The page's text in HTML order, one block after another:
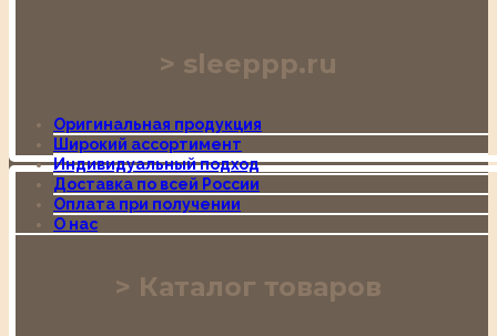
sleeppp.ru
Оригинальная продукция
Широкий ассортимент
Индивидуальный подход
Доставка по всей России
Оплата при получении
О нас
Каталог товаров